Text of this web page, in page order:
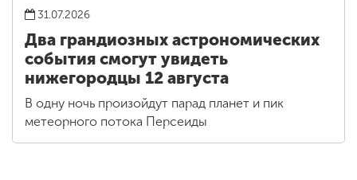
31.07.2026
Два грандиозных астрономических
события смогут увидеть
нижегородцы 12 августа
В одну ночь произойдут парад планет и пик
метеорного потока Персеиды